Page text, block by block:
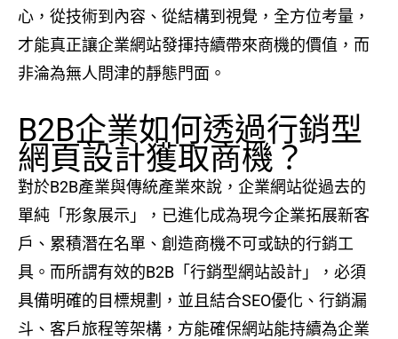
心，從技術到內容、從結構到視覺，全方位考量，
才能真正讓企業網站發揮持續帶來商機的價值，而
非淪為無人問津的靜態門面。
B2B企業如何透過行銷型
網頁設計獲取商機？
對於B2B產業與傳統產業來說，企業網站從過去的
單純「形象展示」，已進化成為現今企業拓展新客
戶、累積潛在名單、創造商機不可或缺的行銷工
具。而所謂有效的B2B「行銷型網站設計」，必須
具備明確的目標規劃，並且結合SEO優化、行銷漏
斗、客戶旅程等架構，方能確保網站能持續為企業